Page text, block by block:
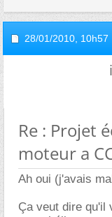
28/01/2010, 10h57
Re : Projet
moteur a
Ah oui (j'avais
Ça veut dire qu'il